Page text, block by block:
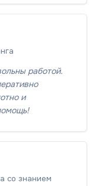
работой.
и
со знанием